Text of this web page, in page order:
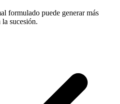
formulado puede generar más
la sucesión.